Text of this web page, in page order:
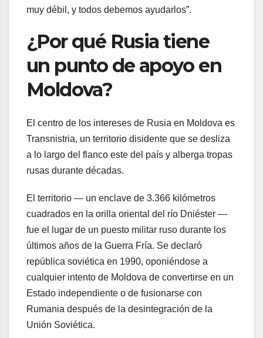
muy débil, y todos debemos ayudarlos”.
¿Por qué Rusia tiene
un punto de apoyo en
Moldova?
El centro de los intereses de Rusia en Moldova es
Transnistria, un territorio disidente que se desliza
a lo largo del flanco este del país y alberga tropas
rusas durante décadas.
El territorio — un enclave de 3.366 kilómetros
cuadrados en la orilla oriental del río Dniéster —
fue el lugar de un puesto militar ruso durante los
últimos años de la Guerra Fría. Se declaró
república soviética en 1990, oponiéndose a
cualquier intento de Moldova de convertirse en un
Estado independiente o de fusionarse con
Rumania después de la desintegración de la
Unión Soviética.